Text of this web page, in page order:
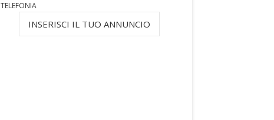
TELEFONIA
INSERISCI IL TUO ANNUNCIO